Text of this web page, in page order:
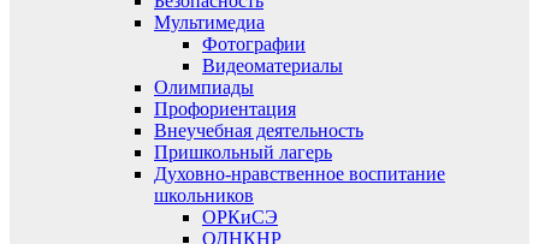
Мультимедиа
Фотографии
Видеоматериалы
Олимпиады
Профориентация
Внеучебная деятельность
Пришкольный лагерь
Духовно-нравственное воспитание
школьников
ОРКиСЭ
ОДНКНР